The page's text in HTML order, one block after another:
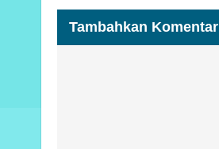
Tambahkan Komentar